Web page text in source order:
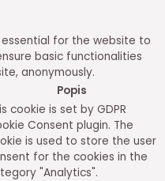
for the website to
basic functionalities
anonymously.
Popis
cookie is set by GDPR
Consent plugin. The
is used to store the user
for the cookies in the
"Analytics".